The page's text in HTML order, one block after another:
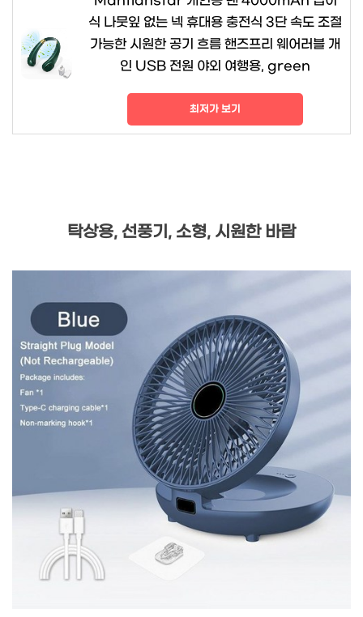
식 나뭇잎 없는 넥 휴대용 충전식 3단 속도 조절
가능한 시원한 공기 흐름 핸즈프리 웨어러블 개
인 USB 전원 야외 여행용, green
최저가 보기
탁상용, 선풍기, 소형, 시원한 바람